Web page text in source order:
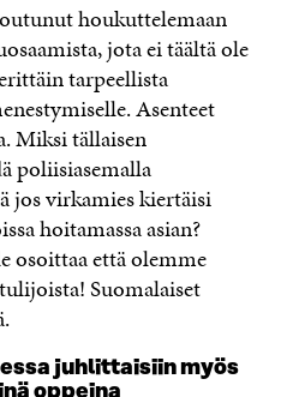
houkuttelemaan
jota ei täältä ole
tarpeellista
Asenteet
Miksi tällaisen
poliisiasemalla
jos virkamies kiertäisi
hoitamassa asian?
osoittaa että olemme
Suomalaiset
juhlittaisiin myös
oppeina